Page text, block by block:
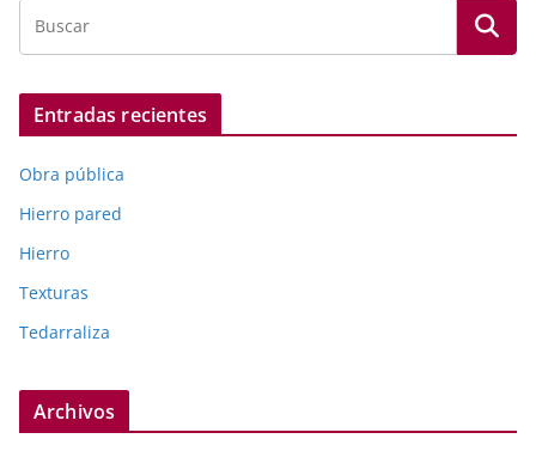
Entradas recientes
Obra pública
Hierro pared
Hierro
Texturas
Tedarraliza
Archivos